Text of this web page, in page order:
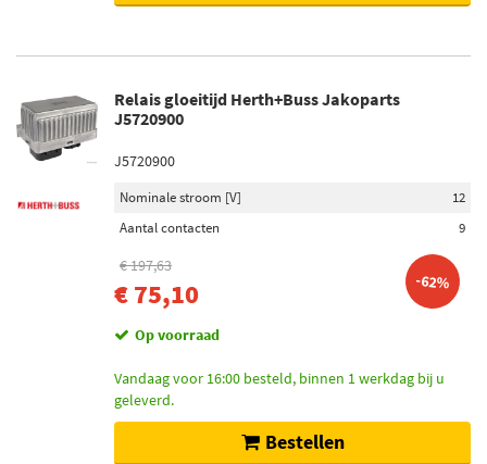
Relais gloeitijd Herth+Buss Jakoparts
J5720900
J5720900
Nominale stroom [V]
12
Aantal contacten
9
€ 197,63
€ 75,10 -62%
Op voorraad
Vandaag voor 16:00 besteld, binnen 1 werkdag bij u
geleverd.
Bestellen